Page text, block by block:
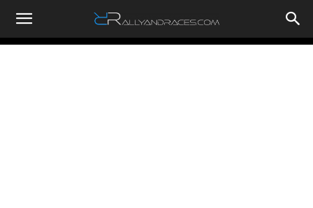
RallyandRaces.com